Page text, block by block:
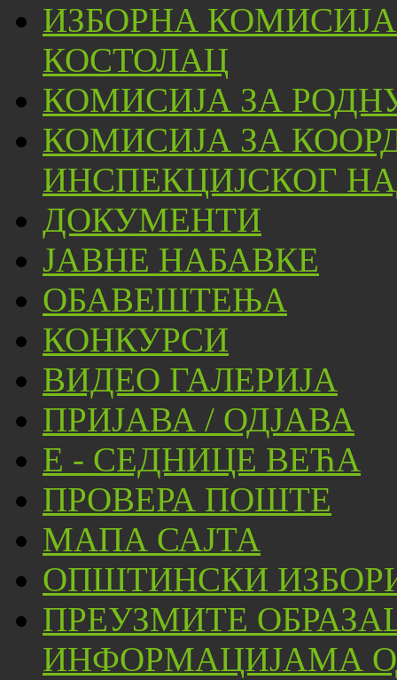
ИЗБОРНА
КОСТОЛАЦ
КОМИСИЈА ЗА
КОМИСИЈА ЗА
ИНСПЕКЦИЈСКОГ
ДОКУМЕНТИ
ЈАВНЕ НАБАВКЕ
ОБАВЕШТЕЊА
КОНКУРСИ
ВИДЕО ГАЛЕРИЈА
ПРИЈАВА / ОДЈАВА
Е - СЕДНИЦЕ ВЕЋА
ПРОВЕРА ПОШТЕ
МАПА САЈТА
ОПШТИНСКИ
ПРЕУЗМИТЕ
ИНФОРМАЦИЈАМА